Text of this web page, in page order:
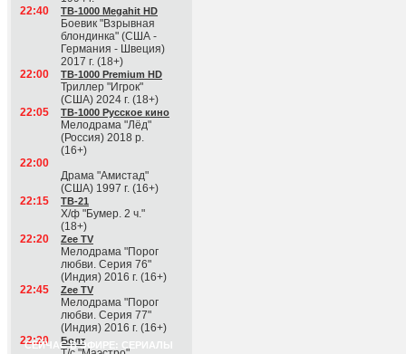
22:40
ТВ-1000 Megahit HD
Боевик "Взрывная
блондинка" (США -
Германия - Швеция)
2017 г. (18+)
22:00
ТВ-1000 Premium HD
Триллер "Игрок"
(США) 2024 г. (18+)
22:05
ТВ-1000 Русское кино
Мелодрама "Лёд"
(Россия) 2018 р.
(16+)
22:00
Драма "Амистад"
(США) 1997 г. (16+)
22:15
ТВ-21
Х/ф "Бумер. 2 ч."
(18+)
22:20
Zee TV
Мелодрама "Порог
любви. Серия 76"
(Индия) 2016 г. (16+)
22:45
Zee TV
Мелодрама "Порог
любви. Серия 77"
(Индия) 2016 г. (16+)
СЕЙЧАС В ЭФИРЕ: СЕРИАЛЫ
22:20 Болт